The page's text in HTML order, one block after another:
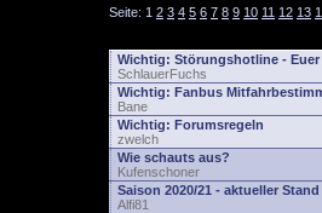
Seite: 1 2 3 4 5 6 7 8 9 10 11 12 13
Wichtig: Störungshotline -
SchlauerFuchs
Wichtig: Fanbus
Bane
Wichtig: Forumsregeln
zwelch
Wie schauts aus?
Kufenschoner
Saison 2020/21 - aktueller Stand
Alfi81